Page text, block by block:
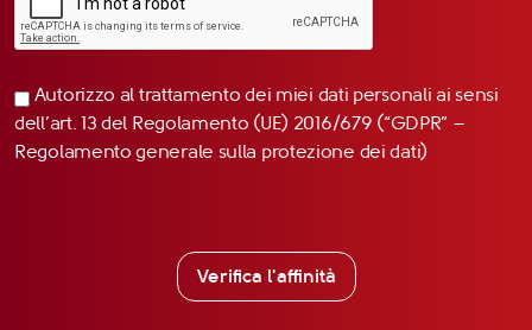
Autorizzo al trattamento dei miei dati personali ai sensi
dell’art. 13 del Regolamento (UE) 2016/679 (“GDPR” –
Regolamento generale sulla protezione dei dati)
Verifica l'affinità